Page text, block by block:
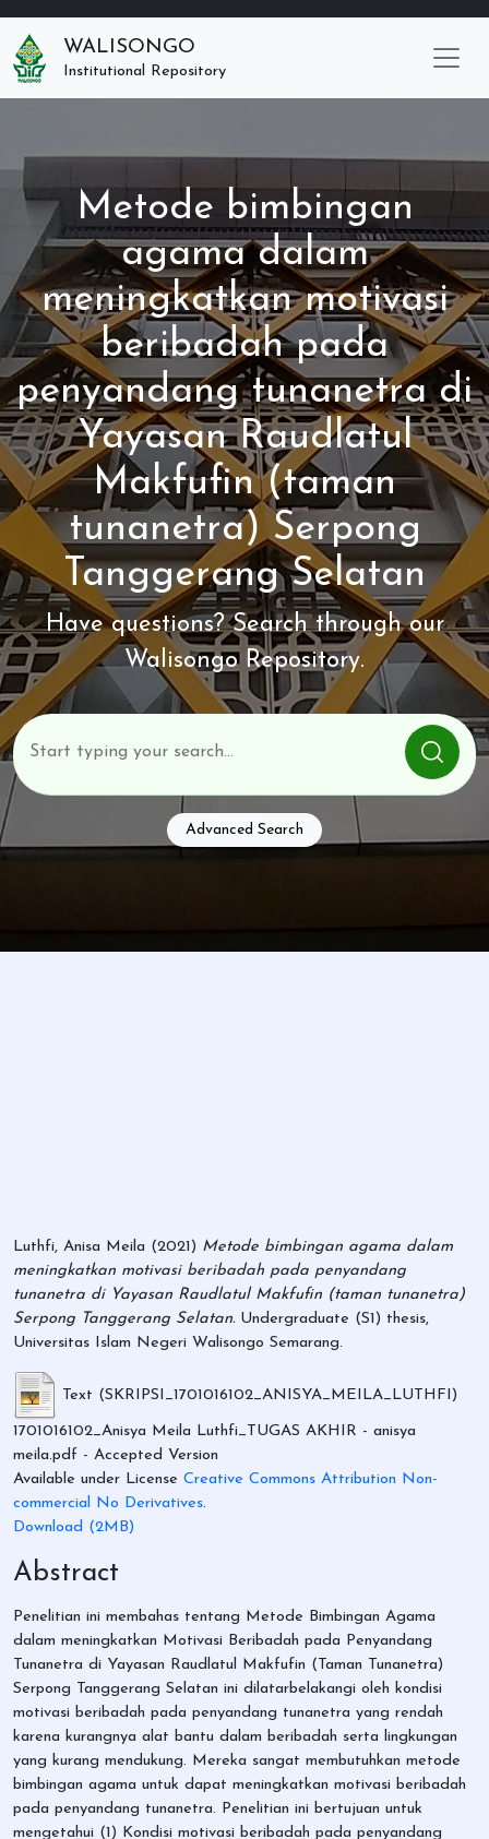
WALISONGO
Institutional Repository
Metode bimbingan
agama dalam
meningkatkan motivasi
beribadah pada
penyandang tunanetra di
Yayasan Raudlatul
Makfufin (taman
tunanetra) Serpong
Tanggerang Selatan
Have questions? Search through our
Walisongo Repository.
Advanced Search
Luthfi, Anisa Meila (2021) Metode bimbingan agama dalam
meningkatkan motivasi beribadah pada penyandang
tunanetra di Yayasan Raudlatul Makfufin (taman tunanetra)
Serpong Tanggerang Selatan. Undergraduate (S1) thesis,
Universitas Islam Negeri Walisongo Semarang.
Text (SKRIPSI_1701016102_ANISYA_MEILA_LUTHFI)
1701016102_Anisya Meila Luthfi_TUGAS AKHIR - anisya
meila.pdf - Accepted Version
Available under License Creative Commons Attribution Non-
commercial No Derivatives.
Download (2MB)
Abstract
Penelitian ini membahas tentang Metode Bimbingan Agama
dalam meningkatkan Motivasi Beribadah pada Penyandang
Tunanetra di Yayasan Raudlatul Makfufin (Taman Tunanetra)
Serpong Tanggerang Selatan ini dilatarbelakangi oleh kondisi
motivasi beribadah pada penyandang tunanetra yang rendah
karena kurangnya alat bantu dalam beribadah serta lingkungan
yang kurang mendukung. Mereka sangat membutuhkan metode
bimbingan agama untuk dapat meningkatkan motivasi beribadah
pada penyandang tunanetra. Penelitian ini bertujuan untuk
mengetahui (1) Kondisi motivasi beribadah pada penyandang